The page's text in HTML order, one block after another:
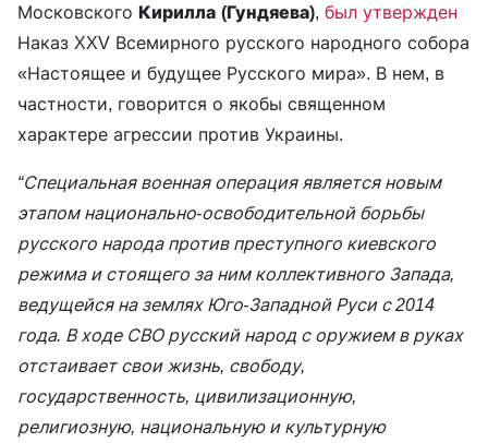
Московского Кирилла (Гундяева), был утвержден
Наказ XXV Всемирного русского народного собора
«Настоящее и будущее Русского мира». В нем, в
частности, говорится о якобы священном
характере агрессии против Украины.
“Специальная военная операция является новым
этапом национально-освободительной борьбы
русского народа против преступного киевского
режима и стоящего за ним коллективного Запада,
ведущейся на землях Юго-Западной Руси с 2014
года. В ходе СВО русский народ с оружием в руках
отстаивает свои жизнь, свободу,
государственность, цивилизационную,
религиозную, национальную и культурную